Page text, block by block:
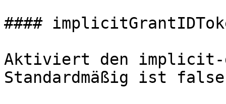
####
Aktiviert den implicit-
Standardmäßig ist